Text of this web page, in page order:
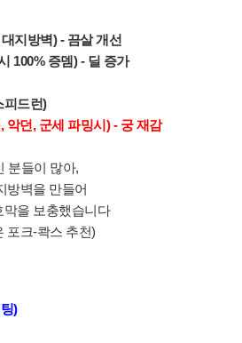
지방벽) - 끔살 개선
100% 증뎀) - 딜 증가
피드런)
던, 군세 파밍시) - 궁 재감
분들이 많아,
방벽을 만들어
막을 보충했습니다
포크-콱스 추천)
)